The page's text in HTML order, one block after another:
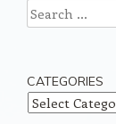
Search
CATEGORIES
Categories